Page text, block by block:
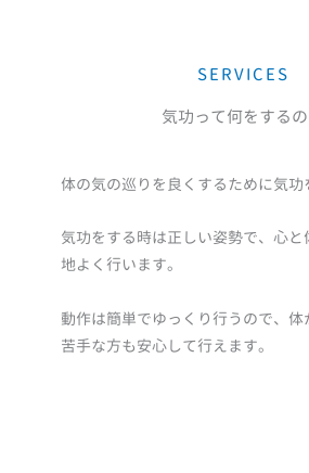
SERVICES
気功って何をするの
体の気の巡りを良くするために気功
気功をする時は正しい姿勢で、心
地よく行います。
動作は簡単でゆっくり行うので、
苦手な方も安心して行えます。